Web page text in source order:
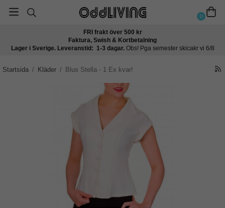
0
FRI frakt över 500 kr
Faktura, Swish & Kortbetalning
Lager i Sverige. Leveranstid: 1-3 dagar. Obs! Pga semester skicakr vi 6/8
Startsida / Kläder / Blus Stella - 1 Ex kvar!